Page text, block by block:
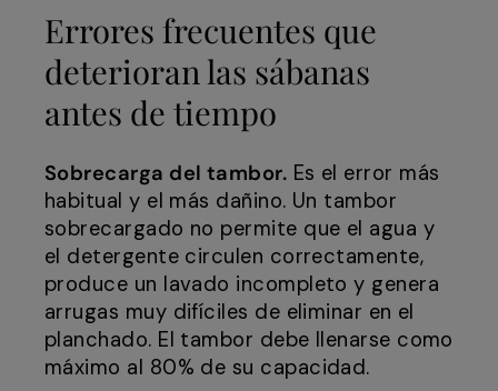
Errores frecuentes que
deterioran las sábanas
antes de tiempo
Sobrecarga del tambor. Es el error más
habitual y el más dañino. Un tambor
sobrecargado no permite que el agua y
el detergente circulen correctamente,
produce un lavado incompleto y genera
arrugas muy difíciles de eliminar en el
planchado. El tambor debe llenarse como
máximo al 80% de su capacidad.